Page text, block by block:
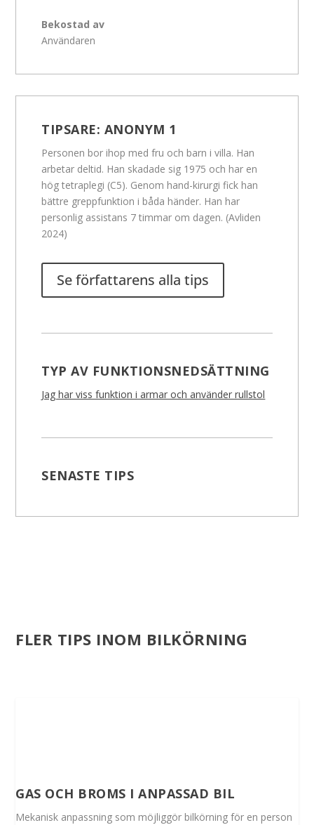
Bekostad av
Användaren
TIPSARE: ANONYM 1
Personen bor ihop med fru och barn i villa. Han
arbetar deltid. Han skadade sig 1975 och har en
hög tetraplegi (C5). Genom hand-kirurgi fick han
bättre greppfunktion i båda händer. Han har
personlig assistans 7 timmar om dagen. (Avliden
2024)
Se författarens alla tips
TYP AV FUNKTIONSNEDSÄTTNING
Jag har viss funktion i armar och använder rullstol
SENASTE TIPS
FLER TIPS INOM BILKÖRNING
GAS OCH BROMS I ANPASSAD BIL
Mekanisk anpassning som möjliggör bilkörning för en person